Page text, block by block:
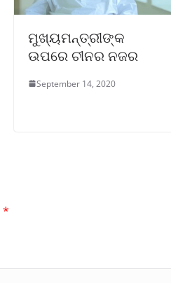
ମୁଖ୍ୟମନ୍ତ୍ରୀଙ୍କ
ଉପରେ ଚୀନର ନଜର
September 14, 2020
*